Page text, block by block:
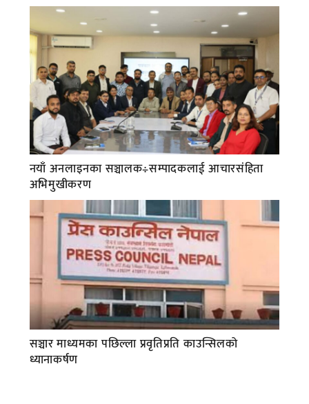
नयाँ अनलाइनका सञ्चालक÷सम्पादकलाई आचारसंहिता
अभिमुखीकरण
सञ्चार माध्यमका पछिल्ला प्रवृतिप्रति काउन्सिलको
ध्यानाकर्षण